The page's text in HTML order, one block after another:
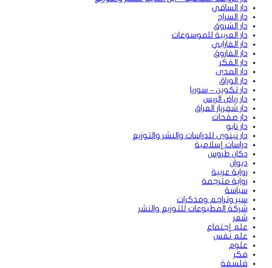
دار الساقي
دار السراج
دار الشروق
دار العربية للموسوعات
دار الفارابي
دار الفاروق
دار الفكر
دار المدى
دار الوراق
دار تكوين – سوريا
دار رياض الريس
دار شهريار العراق
دار صفحات
دار نابو
دار نينوى للدراسات والنشر والتوزيع
دراسات إسلامية
دكان طروس
ديوان
رواية عربية
رواية مترجمة
سياسة
سير وتراجم ومذكرات
شركة المطبوعات للتوزيع والنشر
شعر
علم إجتماع
علم نفس
علوم
فكر
فلسفة